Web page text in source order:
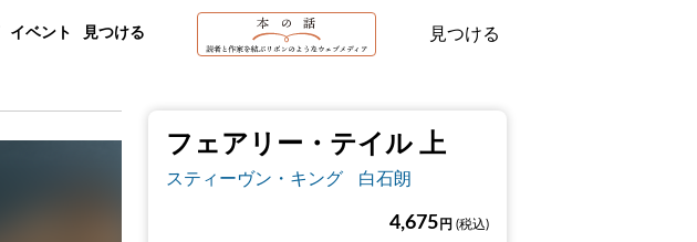
イベント 見つける 見つける
フェアリー・テイル 上
スティーヴン・キング 白石朗
4,675 円 (税込)